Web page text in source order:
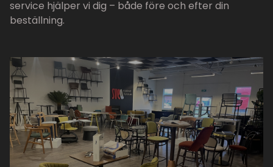
service hjälper vi dig – både före och efter din
beställning.